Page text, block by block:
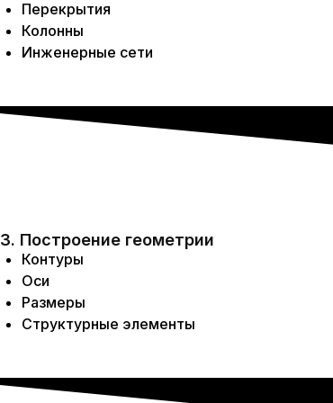
Перекрытия
Колонны
Инженерные сети
3. Построение геометрии
Контуры
Оси
Размеры
Структурные элементы